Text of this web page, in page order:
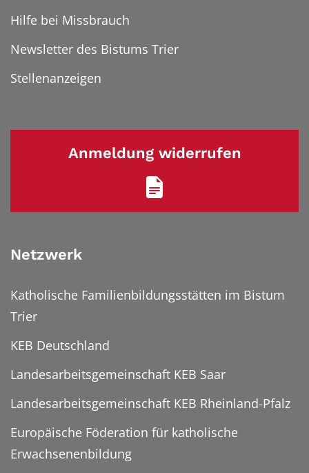
Hilfe bei Missbrauch
Newsletter des Bistums Trier
Stellenanzeigen
Anmeldung widerrufen
Netzwerk
Katholische Familienbildungsstätten im Bistum
Trier
KEB Deutschland
Landesarbeitsgemeinschaft KEB Saar
Landesarbeitsgemeinschaft KEB Rheinland-Pfalz
Europäische Föderation für katholische
Erwachsenenbildung